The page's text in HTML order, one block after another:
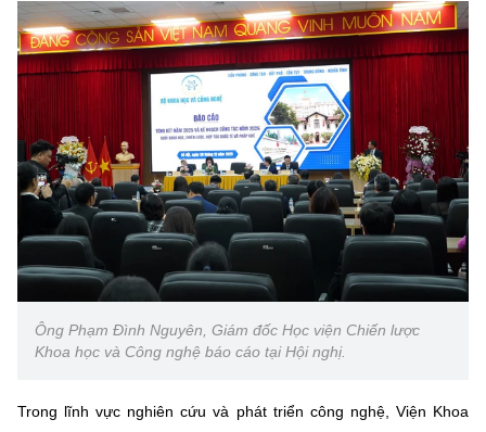
Ông Phạm Đình Nguyên, Giám đốc Học viện Chiến lược
Khoa học và Công nghệ báo cáo tại Hội nghị.
Trong lĩnh vực nghiên cứu và phát triển công nghệ, Viện Khoa